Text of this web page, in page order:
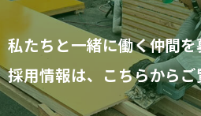
私たちと一緒に働く仲間
採用情報は、こちらから